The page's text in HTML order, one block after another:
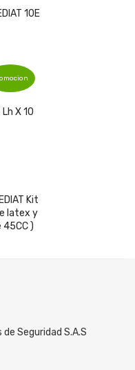
10E
X 10
Kit
latex y
)
Seguridad S.A.S